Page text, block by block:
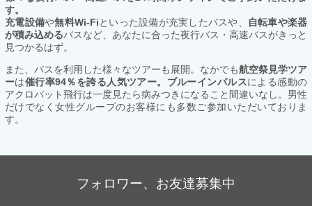
す。
充電設備や無料Wi-Fiといった設備が充実したバスや、
自転車や楽器
が積み込めるバスなど、あなたに合った夜行バス・高速バスがきっと
見つかるはず。
また、バスを利用した様々なツアーも展開。なかでも航空祭見学ツア
ーは催行率94％を誇る人気ツアー。ブルーインパルスによる感動の
アクロバット飛行は一度見たら病みつきになること間違いなし。男性
だけでなく女性グループのお客様にも多数ご参加いただいておりま
す。
フォロワー、お友達募集中